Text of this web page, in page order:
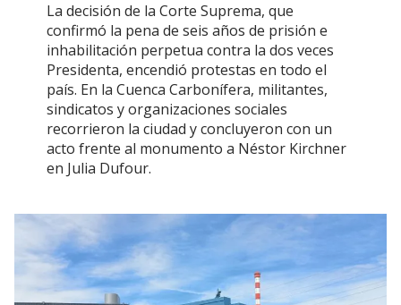
La decisión de la Corte Suprema, que
confirmó la pena de seis años de prisión e
inhabilitación perpetua contra la dos veces
Presidenta, encendió protestas en todo el
país. En la Cuenca Carbonífera, militantes,
sindicatos y organizaciones sociales
recorrieron la ciudad y concluyeron con un
acto frente al monumento a Néstor Kirchner
en Julia Dufour.